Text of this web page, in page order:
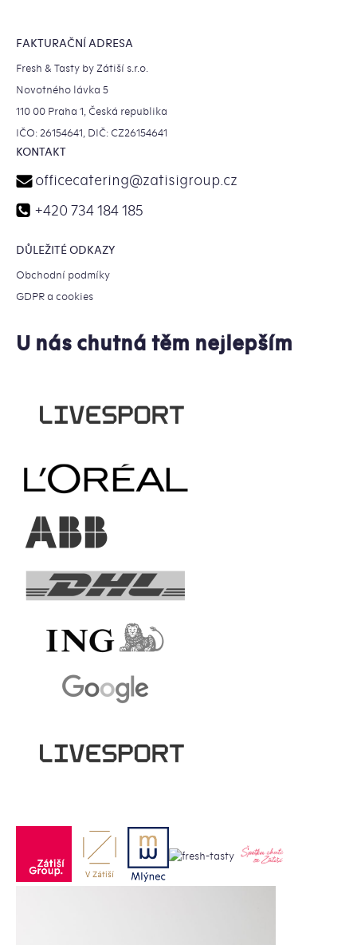
FAKTURAČNÍ ADRESA
Fresh & Tasty by Zátiší s.r.o.
Novotného lávka 5
110 00 Praha 1, Česká republika
IČO: 26154641, DIČ: CZ26154641
KONTAKT
officecatering@zatisigroup.cz
+420 734 184 185
DŮLEŽITÉ ODKAZY
Obchodní podmíky
GDPR a cookies
U nás chutná těm nejlepším